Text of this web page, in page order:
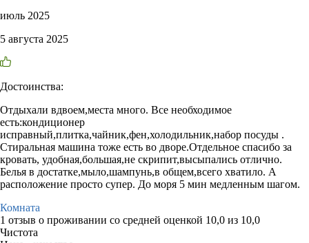
июль 2025
5 августа 2025
Достоинства:
Отдыхали вдвоем,места много. Все необходимое
есть:кондиционер
исправный,плитка,чайник,фен,холодильник,набор посуды .
Стиральная машина тоже есть во дворе.Отдельное спасибо за
кровать, удобная,большая,не скрипит,высыпались отлично.
Белья в достатке,мыло,шампунь,в общем,всего хватило. А
расположение просто супер. До моря 5 мин медленным шагом.
Комната
1 отзыв о проживании со средней оценкой 10,0 из 10,0
Чистота